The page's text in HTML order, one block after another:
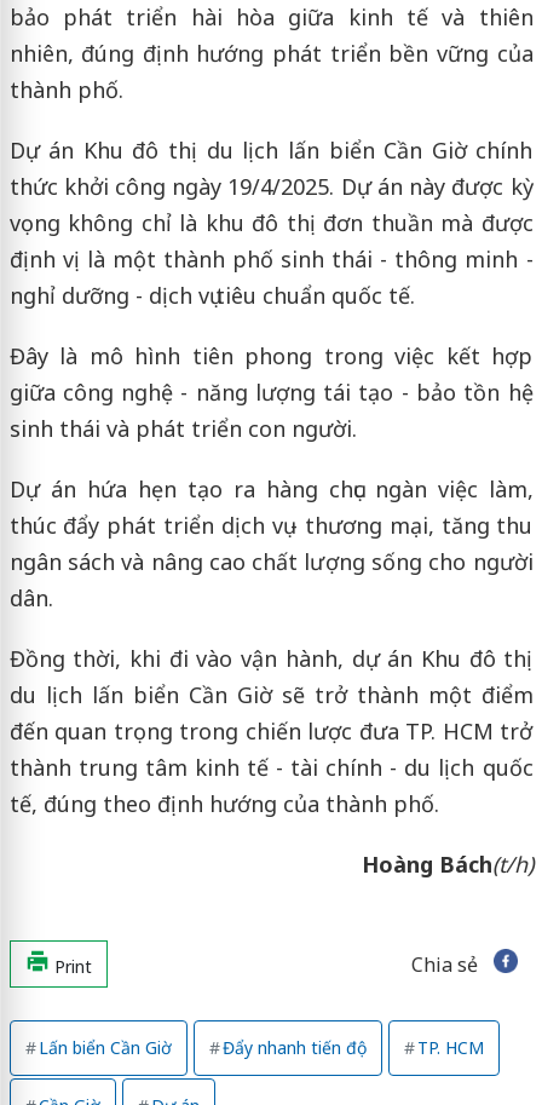
bảo phát triển hài hòa giữa kinh tế và thiên
nhiên, đúng định hướng phát triển bền vững của
thành phố.
Dự án Khu đô thị du lịch lấn biển Cần Giờ chính
thức khởi công ngày 19/4/2025. Dự án này được kỳ
vọng không chỉ là khu đô thị đơn thuần mà được
định vị là một thành phố sinh thái - thông minh -
nghỉ dưỡng - dịch vụ tiêu chuẩn quốc tế.
Đây là mô hình tiên phong trong việc kết hợp
giữa công nghệ - năng lượng tái tạo - bảo tồn hệ
sinh thái và phát triển con người.
Dự án hứa hẹn tạo ra hàng chục ngàn việc làm,
thúc đẩy phát triển dịch vụ - thương mại, tăng thu
ngân sách và nâng cao chất lượng sống cho người
dân.
Đồng thời, khi đi vào vận hành, dự án Khu đô thị
du lịch lấn biển Cần Giờ sẽ trở thành một điểm
đến quan trọng trong chiến lược đưa TP. HCM trở
thành trung tâm kinh tế - tài chính - du lịch quốc
tế, đúng theo định hướng của thành phố.
Hoàng Bách(t/h)
Print Chia sẻ
Lấn biển Cần Giờ Đẩy nhanh tiến độ TP. HCM